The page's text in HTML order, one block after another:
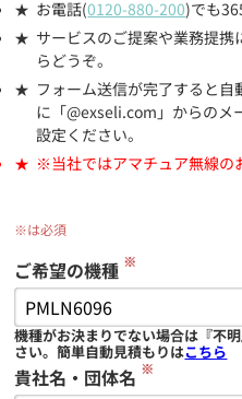
お電話(0120-880-200)でも
サービスのご提案や業務提携
らどうぞ。
フォーム送信が完了すると
に「@exseli.com」からのメ
設定ください。
※当社ではアマチュア無線の
※は必須
ご希望の機種 ※
機種がお決まりでない場合は『不
さい。簡単自動見積もりはこちら
貴社名・団体名 ※